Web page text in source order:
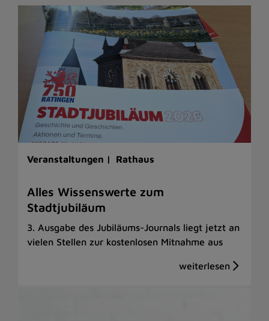
Veranstaltungen | Rathaus
Alles Wissenswerte zum
Stadtjubiläum
3. Ausgabe des Jubiläums-Journals liegt jetzt an
vielen Stellen zur kostenlosen Mitnahme aus